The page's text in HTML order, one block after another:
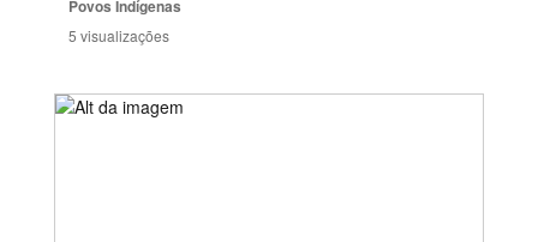
Povos Indígenas
5 visualizações